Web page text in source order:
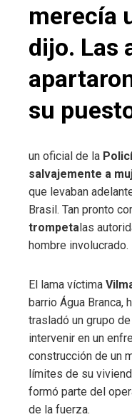
merecía
dijo. Las
su
un oficial de la
salvajemente a
que levaban
Brasil. Tan pronto
trompetalas
hombre involucrado.
El lama víctima
barrio Água Branca,
trasladó un grupo
intervenir en un
construcción de un
límites de su
formó parte del
de la fuerza.